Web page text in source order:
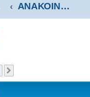
ΑΝΑΚΟΙΝΩΣΕΙΣ